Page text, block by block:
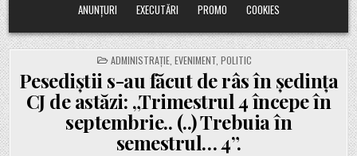
ANUNȚURI
EXECUTĂRI PROMO COOKIES
POSTED
IN
ADMINISTRAȚIE EVENIMENT POLITIC
Pesediștii s-au făcut de râs în ședința
CJ de astăzi: „Trimestrul 4 începe în
septembrie.. (..) Trebuia în
semestrul… 4”.